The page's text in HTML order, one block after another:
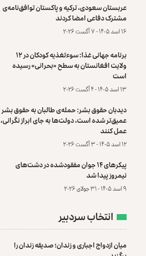
عربستان سعودی، ترکیه و پاکستان توافق‌نامه‌ی
مشترک دفاعی امضا کردند
۱۶ اسد ۱۴۰۵ - ۷ آگست ۲۰۲۶
برنامه جهانی غذا: سوءتغذیه کودکان در ۱۲
ولایت افغانستان به سطح «بحرانی» رسیده
است
۱۳ اسد ۱۴۰۵ - ۴ آگست ۲۰۲۶
دیدبان حقوق بشر: حمله‌ی طالبان به حقوق بشر
عمیق‌تر شده است، دولت‌ها به جای ابراز نگرانی،
عمل کنند
۱۲ اسد ۱۴۰۵ - ۳ آگست ۲۰۲۶
پیکرهای ۱۴ جوان مفقودشده در دشت‌های
نیمروز پیدا شد
۹ اسد ۱۴۰۵ - ۳۱ جولای ۲۰۲۶
انتخاب سردبیر
میان ازدواج اجباری و زندان؛ صدیقه زندان را